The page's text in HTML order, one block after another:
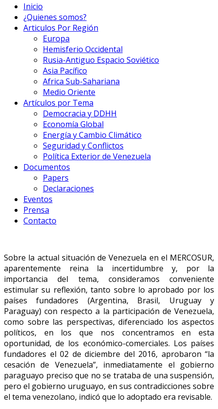
Inicio
¿Quienes somos?
Articulos Por Región
Europa
Hemisferio Occidental
Rusia-Antiguo Espacio Soviético
Asia Pacífico
Africa Sub-Sahariana
Medio Oriente
Artículos por Tema
Democracia y DDHH
Economía Global
Energía y Cambio Climático
Seguridad y Conflictos
Política Exterior de Venezuela
Documentos
Papers
Declaraciones
Eventos
Prensa
Contacto
Sobre la actual situación de Venezuela en el MERCOSUR,
aparentemente reina la incertidumbre y, por la
importancia del tema, consideramos conveniente
estimular su reflexión, tanto sobre lo aprobado por los
países fundadores (Argentina, Brasil, Uruguay y
Paraguay) con respecto a la participación de Venezuela,
como sobre las perspectivas, diferenciado los aspectos
políticos, en los que nos concentramos en esta
oportunidad, de los económico-comerciales. Los países
fundadores el 02 de diciembre del 2016, aprobaron “la
cesación de Venezuela”, inmediatamente el gobierno
paraguayo preciso que no se trataba de una suspensión,
pero el gobierno uruguayo, en sus contradicciones sobre
el tema venezolano, indicó que lo adoptado era revisable.